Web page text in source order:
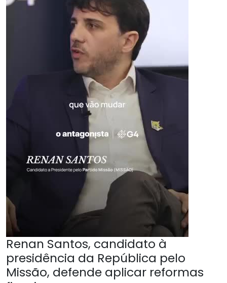
Renan Santos, candidato à
presidência da República pelo
Missão, defende aplicar reformas